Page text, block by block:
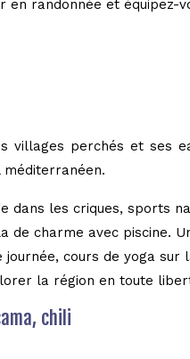
randonnée et équipez-
villages perchés et
dans les criques, sports
de charme avec piscine.
journée, cours de yoga
la région en toute
chili